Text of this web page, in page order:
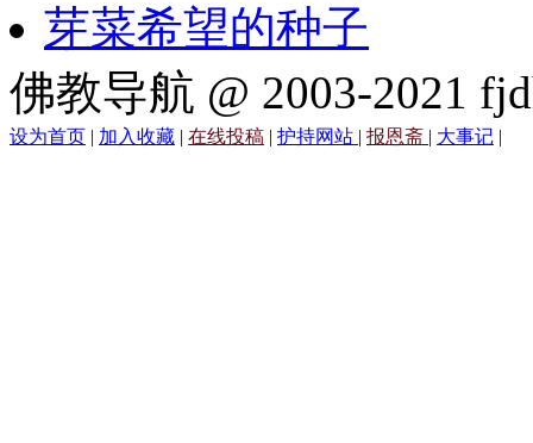
芽菜希望的种子
佛教导航 @ 2003-2021
设为首页 | 加入收藏 | 在线投稿 | 护持网站 | 报恩斋 | 大事记 |